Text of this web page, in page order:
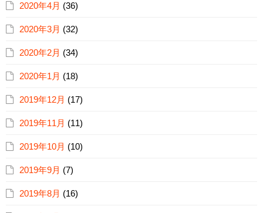
2020年4月 (36)
2020年3月 (32)
2020年2月 (34)
2020年1月 (18)
2019年12月 (17)
2019年11月 (11)
2019年10月 (10)
2019年9月 (7)
2019年8月 (16)